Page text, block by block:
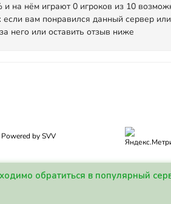
и на нём играют 0 игроков из 10
если вам понравился данный сервер
него или оставить отзыв ниже
by SVV
обратиться в популярный